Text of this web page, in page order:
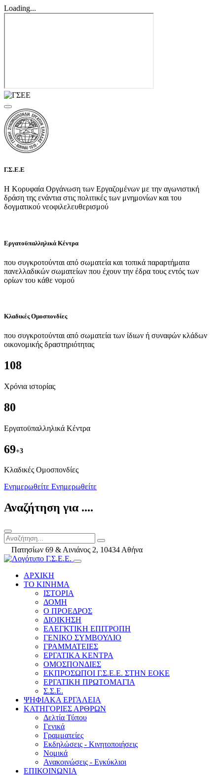
Loading...
Γ.Σ.Ε.Ε
Η Κορυφαία Οργάνωση των Εργαζομένων με την αγωνιστική
δράση της ενάντια στις πολιτικές των μνημονίων και του
δογματικού νεοφιλελευθερισμού
Εργατοϋπαλληλικά Κέντρα
που συγκροτούνται από σωματεία και τοπικά παραρτήματα
πανελλαδικών σωματείων που έχουν την έδρα τους εντός των
ορίων του κάθε νομού
Κλαδικές Ομοσπονδίες
που συγκροτούνται από σωματεία των ίδιων ή συναφών κλάδων
οικονομικής δραστηριότητας
108
Χρόνια ιστορίας
80
Εργατοϋπαλληλικά Κέντρα
69+3
Kλαδικές Ομοσπονδίες
Ενημερωθείτε Ενημερωθείτε
Αναζήτηση για ....
Πατησίων 69 & Αινιάνος 2, 10434 Αθήνα
ΑΡΧΙΚΗ
ΤΟ ΚΙΝΗΜΑ
ΙΣΤΟΡΙΑ
ΔΟΜΗ
Ο ΠΡΟΕΔΡΟΣ
ΔΙΟΙΚΗΣΗ
ΕΛΕΓΚΤΙΚΗ ΕΠΙΤΡΟΠΗ
ΓΕΝΙΚΟ ΣΥΜΒΟΥΛΙΟ
ΓΡΑΜΜΑΤΕΙΕΣ
ΕΡΓΑΤΙΚΑ ΚΕΝΤΡΑ
ΟΜΟΣΠΟΝΔΙΕΣ
ΕΚΠΡΟΣΩΠΟΙ Γ.Σ.Ε.Ε. ΣΤΗΝ ΕΟΚΕ
ΕΡΓΑΤΙΚΗ ΠΡΩΤΟΜΑΓΙΑ
Σ.Σ.Ε.
ΨΗΦΙΑΚΑ ΕΡΓΑΛΕΙΑ
ΚΑΤΗΓΟΡΙΕΣ ΑΡΘΡΩΝ
Δελτία Τύπου
Γενικά
Γραμματείες
Εκδηλώσεις - Κινητοποιήσεις
Νομικά
Ανακοινώσεις - Εγκύκλιοι
ΕΠΙΚΟΙΝΩΝΙΑ